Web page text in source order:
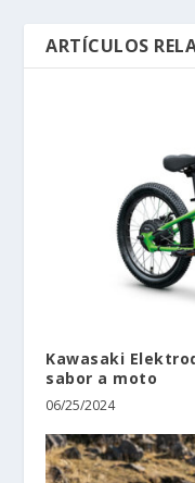
ARTÍCULOS
Kawasaki
sabor a moto
06/25/2024